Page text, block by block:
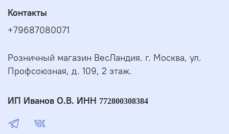
Контакты
+79687080071
Розничный магазин ВесЛандия. г. Москва, ул.
Профсоюзная, д. 109, 2 этаж.
ИП Иванов О.В. ИНН 772800308384